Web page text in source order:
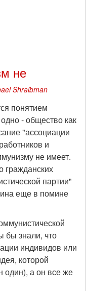
не
Shraibman
понятием
- общество как
"ассоциации
и
не имеет.
гражданских
партии"
еще в помине
бы знали, что
индивидов или
которой
один), а он все же